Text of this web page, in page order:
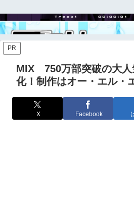
PR
MIX 750万部突破の大人
化！制作はオー・エル・
X Facebook